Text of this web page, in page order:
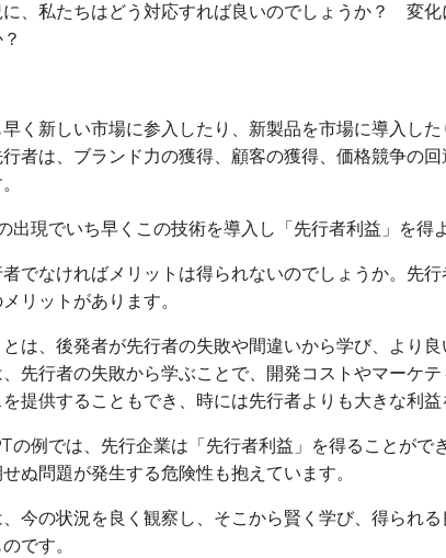
に、私たちはどう対応すれば良いのでしょうか？ 変
く新しい市場に参入したり、新製品を市場に導入し
者は、ブランド力の獲得、顧客の獲得、価格競争の
現でいち早くこの技術を導入し「先行者利益」を得
でなければメリットは得られないのでしょうか。先
リットがあります。
とは、後発者が先行者の失敗や間違いから学び、より
先行者の失敗から学ぶことで、開発コストやマーケ
提供することもでき、時には先行者よりも大きな利益
の例では、先行企業は「先行者利益」を得ることがで
ぬ問題が発生する危険性も抱えています。
今の状況を良く観察し、そこから賢く学び、得られ
です。